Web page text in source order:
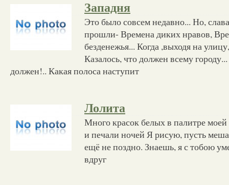
Западня
Это было совсем недавно... Но,
прошли- Времена диких нравов,
безденежья... Когда ,выходя на
Казалось, что должен всему
должен!.. Какая полоса наступит
Лолита
Много красок белых в палитре
и печали ночей Я рисую, пусть
ещё не поздно. Знаешь, я с тобою
вдруг